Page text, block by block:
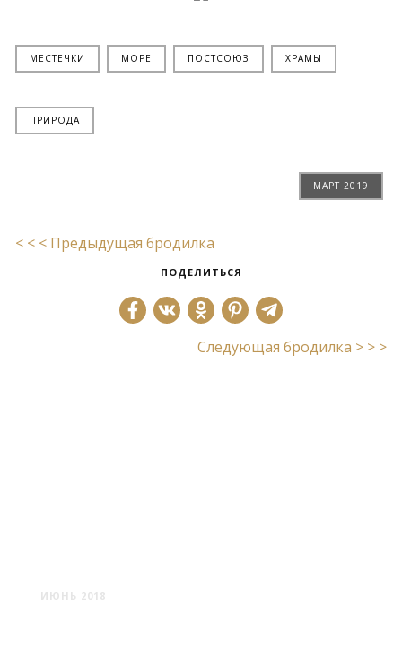
МЕСТЕЧКИ МОРЕ ПОСТСОЮЗ ХРАМЫ
ПРИРОДА
МАРТ 2019
< < < Предыдущая бродилка
ПОДЕЛИТЬСЯ
Следующая бродилка > > >
ИЮНЬ 2018